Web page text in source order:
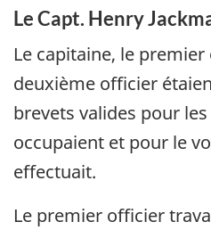
Le Capt. Henry
Le capitaine, le
deuxième officier
brevets valides pour
occupaient et pour le
effectuait.
Le premier officier